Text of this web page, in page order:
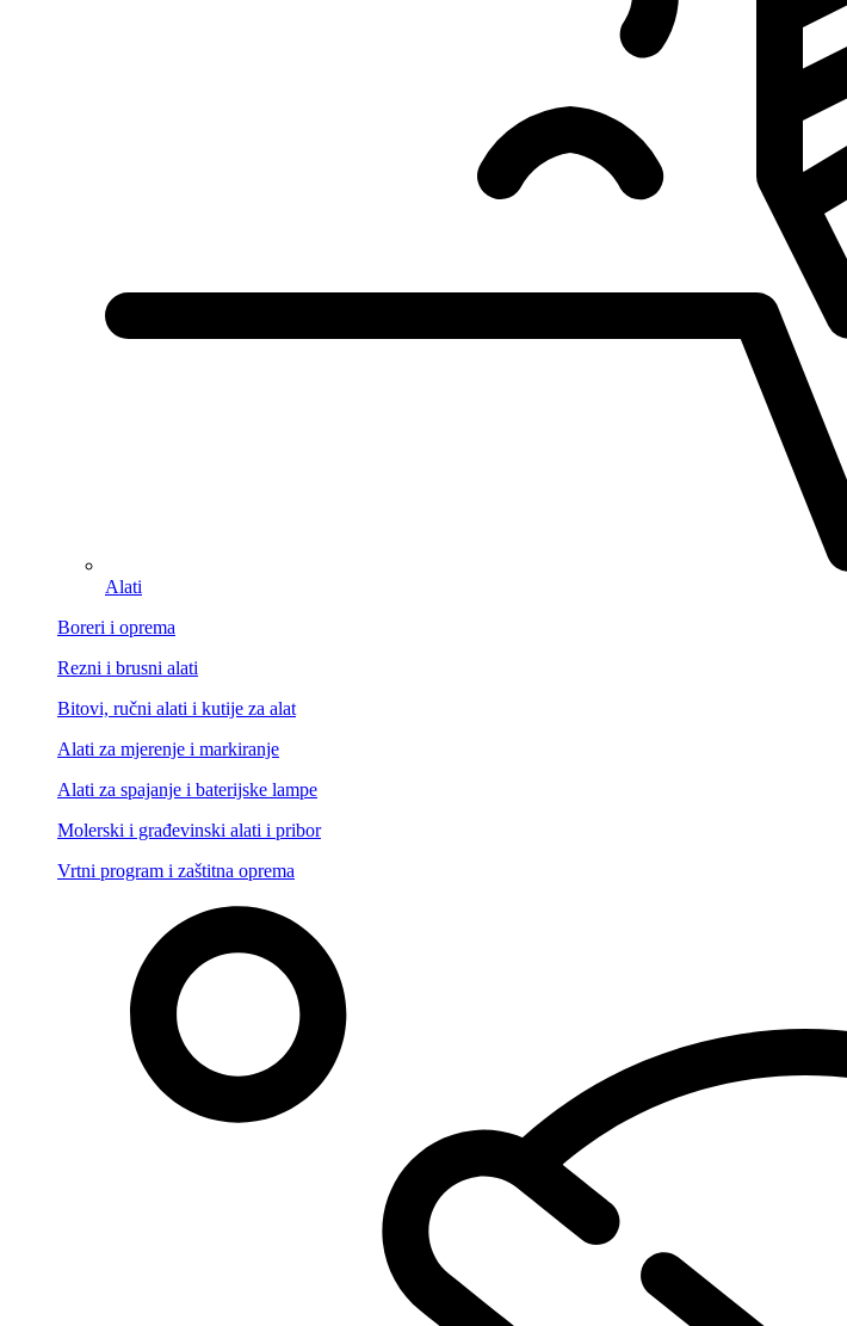
Alati
Boreri i oprema
Rezni i brusni alati
Bitovi, ručni alati i kutije za alat
Alati za mjerenje i markiranje
Alati za spajanje i baterijske lampe
Molerski i građevinski alati i pribor
Vrtni program i zaštitna oprema